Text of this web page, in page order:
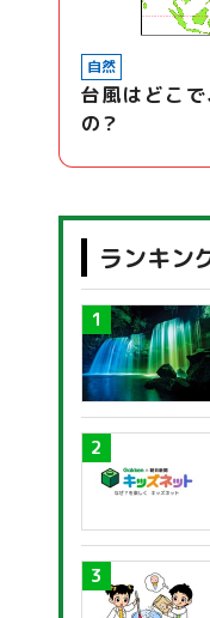
自然
台風はどこ
の？
ランキン